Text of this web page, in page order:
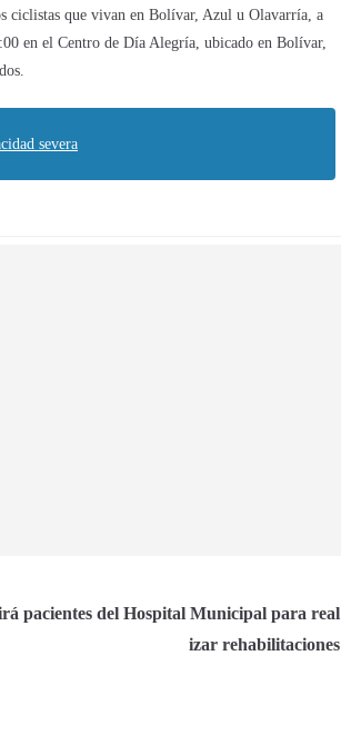
ciclistas que vivan en Bolívar, Azul u Olavarría, a
en el Centro de Día Alegría, ubicado en Bolívar,
severa
pacientes del Hospital Municipal para real
izar rehabilitaciones